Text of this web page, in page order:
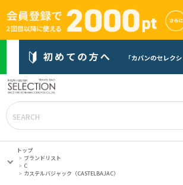
トップ
ブランドリスト
C
カステルバジャック（CASTELBAJAC）